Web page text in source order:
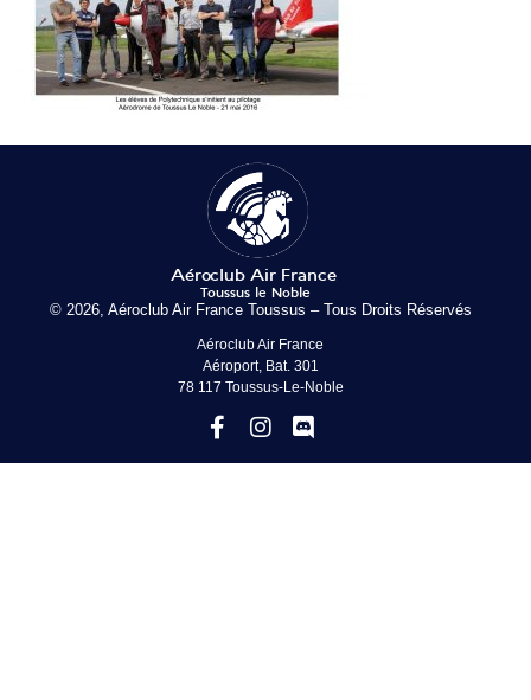
© 2026, Aéroclub Air France Toussus – Tous Droits Réservés
Aéroclub Air France
Aéroport, Bat. 301
78 117 Toussus-Le-Noble